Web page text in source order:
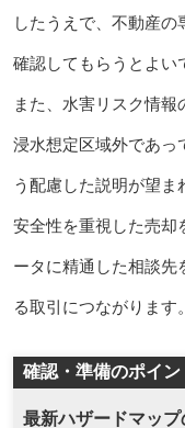
したうえで、不動産
確認してもらうとよい
また、水害リスク情報
浸水想定区域外であっ
う配慮した説明が望ま
安全性を重視した売却
ータに精通した相談先
る取引につながります。
確認・準備のポイン
最新ハザードマップ